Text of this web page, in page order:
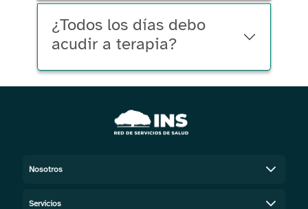
¿Todos los días debo
acudir a terapia?
Nosotros
Servicios